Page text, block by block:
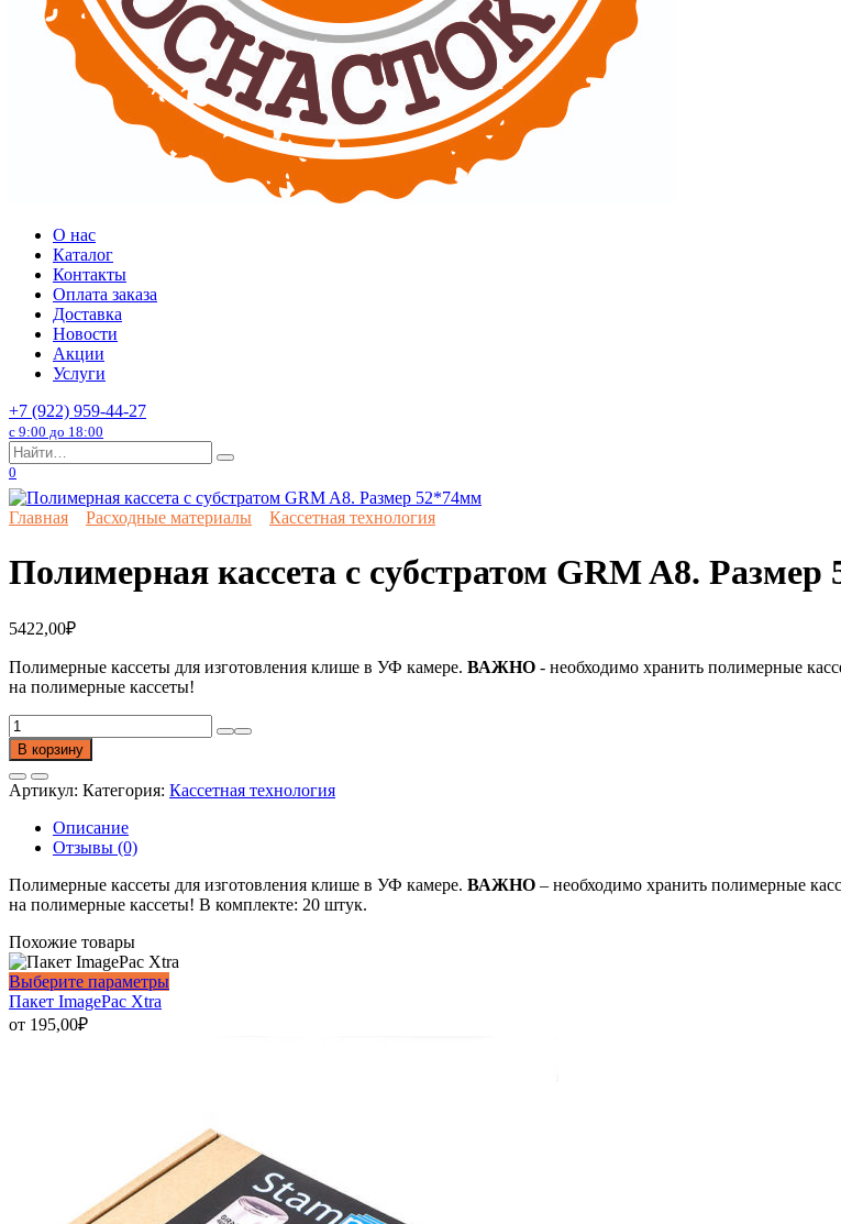
О нас
Каталог
Контакты
Оплата заказа
Доставка
Новости
Акции
Услуги
+7 (922) 959-44-27
с 9:00 до 18:00
Search
for:
0
Главная Расходные материалы Кассетная технология
Полимерная кассета с субстратом GRM A8.
5422,00₽
Полимерные кассеты для изготовления клише в УФ камере. ВАЖНО - необходимо хранить полимерные
на полимерные кассеты!
Количество
товара
Полимерная
кассета
с
субстратом
GRM
Размер
52*74мм
В корзину
Артикул: Категория: Кассетная технология
Описание
Отзывы (0)
Полимерные кассеты для изготовления клише в УФ камере. ВАЖНО – необходимо хранить полимерные
на полимерные кассеты! В комплекте: 20 штук.
Похожие товары
Выберите параметрыЭтот
на
странице
товара.
Пакет ImagePac Xtra
от 195,00₽